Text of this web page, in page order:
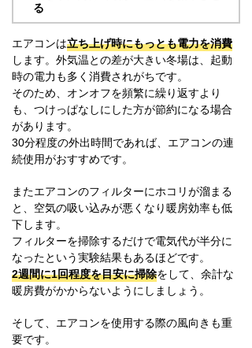
る
エアコンは立ち上げ時にもっとも電力を消費
します。外気温との差が大きい冬場は、起動
時の電力も多く消費されがちです。
そのため、オンオフを頻繁に繰り返すより
も、つけっぱなしにした方が節約になる場合
があります。
30分程度の外出時間であれば、エアコンの連
続使用がおすすめです。
またエアコンのフィルターにホコリが溜まる
と、空気の吸い込みが悪くなり暖房効率も低
下します。
フィルターを掃除するだけで電気代が半分に
なったという実験結果もあるほどです。
2週間に1回程度を目安に掃除をして、余計な
暖房費がかからないようにしましょう。
そして、エアコンを使用する際の風向きも重
要です。